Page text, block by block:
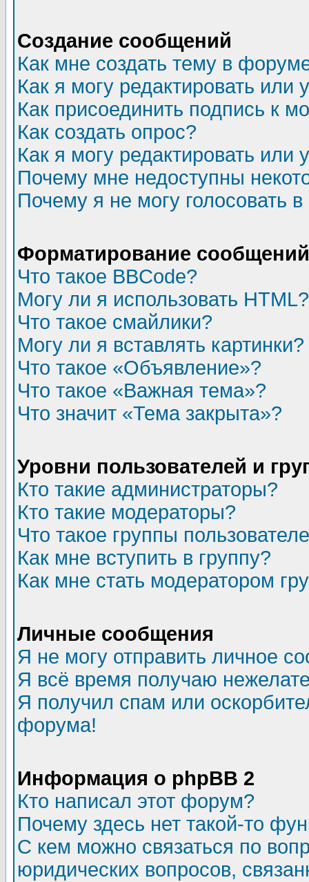
Создание сообщений
Как мне создать тему в
Как я могу редактировать или
Как присоединить подпись к
Как создать опрос?
Как я могу редактировать или
Почему мне недоступны
Почему я не могу голосовать
Форматирование
Что такое BBCode?
Могу ли я использовать HTML?
Что такое смайлики?
Могу ли я вставлять картинки?
Что такое «Объявление»?
Что такое «Важная тема»?
Что значит «Тема закрыта»?
Уровни пользователей и
Кто такие администраторы?
Кто такие модераторы?
Что такое группы
Как мне вступить в группу?
Как мне стать модератором
Личные сообщения
Я не могу отправить личное
Я всё время получаю
Я получил спам или
форума!
Информация о phpBB 2
Кто написал этот форум?
Почему здесь нет такой-то
С кем можно связаться по
юридических вопросов,